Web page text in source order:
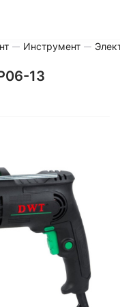
Инструмент
13